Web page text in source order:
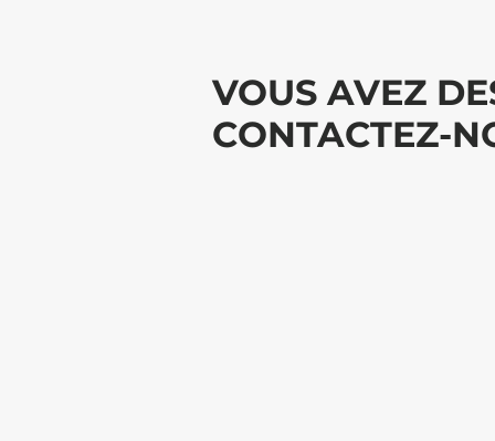
VOUS AVEZ
CONTACTEZ-